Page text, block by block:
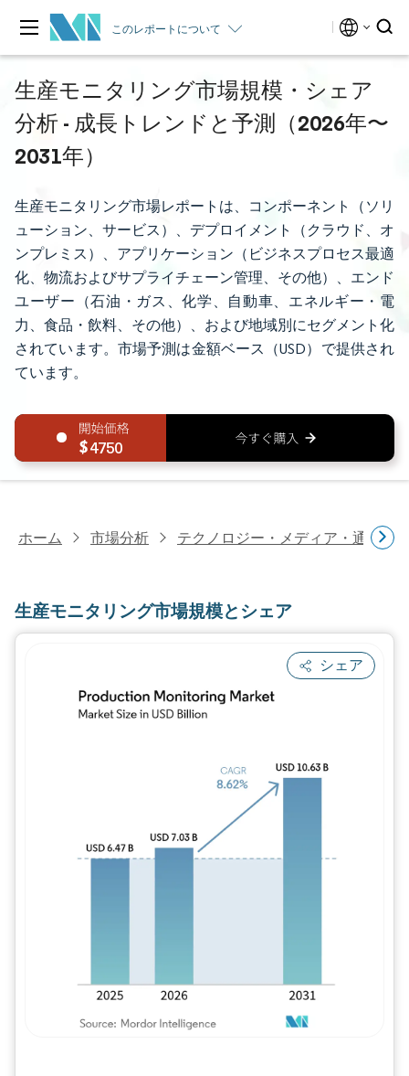
このレポートについて
生産モニタリング市場規模・シェア
分析 - 成長トレンドと予測（2026年〜
2031年）
生産モニタリング市場レポートは、コンポーネント（ソリ
ューション、サービス）、デプロイメント（クラウド、オ
ンプレミス）、アプリケーション（ビジネスプロセス最適
化、物流およびサプライチェーン管理、その他）、エンド
ユーザー（石油・ガス、化学、自動車、エネルギー・電
力、食品・飲料、その他）、および地域別にセグメント化
されています。市場予測は金額ベース（USD）で提供され
ています。
4750
ホーム 市場分析 テクノロジー・メディア・通信研
生産モニタリング市場規模とシェア
シェア